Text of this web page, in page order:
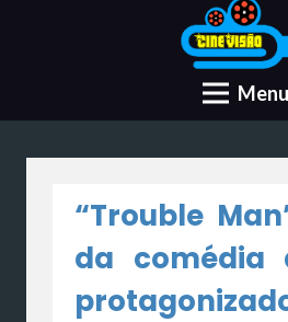
Menu
“Trouble
da comédia